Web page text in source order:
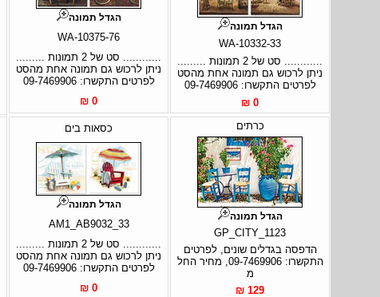
הגדל תמונה
WA-10332-33
............ סט של 2 תמונות .........
ניתן לרכוש גם תמונה אחת מהסט
לפרטים התקשרו: 09-7469906
0 ₪
הגדל תמונה
WA-10375-76
............ סט של 2 תמונות .........
ניתן לרכוש גם תמונה אחת מהסט
לפרטים התקשרו: 09-7469906
0 ₪
כרתים
הגדל תמונה
GP_CITY_1123
הדפסה בגדלים שונים, לפרטים
התקשרו: 09-7469906, מחיר החל
מ
129 ₪
כסאות בים
הגדל תמונה
AM1_AB9032_33
............ סט של 2 תמונות .........
ניתן לרכוש גם תמונה אחת מהסט
לפרטים התקשרו: 09-7469906
0 ₪